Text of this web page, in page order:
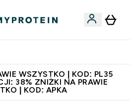
WSZYSTKO | KOD: PL35
38% ZNIŻKI NA PRAWIE
| KOD: APKA